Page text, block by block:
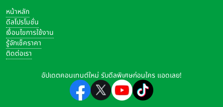
หน้าหลัก
ดีลโปรโมชั่น
เงื่อนไขการใช้งาน
รู้จักเช็คราคา
ติดต่อเรา
อัปเดตคอนเทนต์ใหม่ รับดีลพิเศษก่อนใคร แอดเลย!